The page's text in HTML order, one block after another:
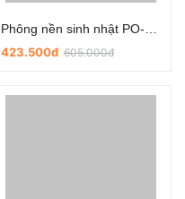
423.500đ605.000đ